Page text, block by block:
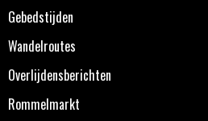
Gebedstijden
Wandelroutes
Overlijdensberichten
Rommelmarkt